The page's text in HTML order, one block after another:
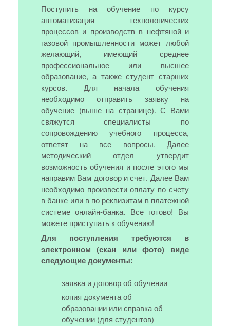
Поступить на обучение по курсу
автоматизация технологических
процессов и производств в нефтяной и
газовой промышленности может любой
желающий, имеющий среднее
профессиональное или высшее
образование, а также студент старших
курсов. Для начала обучения
необходимо отправить заявку на
обучение (выше на странице). С Вами
свяжутся специалисты по
сопровождению учебного процесса,
ответят на все вопросы. Далее
методический отдел утвердит
возможность обучения и после этого мы
направим Вам договор и счет. Далее Вам
необходимо произвести оплату по счету
в банке или в по реквизитам в платежной
системе онлайн-банка. Все готово! Вы
можете приступать к обучению!
Для поступления требуются в
электронном (скан или фото) виде
следующие документы:
заявка и договор об обучении
копия документа об
образовании или справка об
обучении (для студентов)